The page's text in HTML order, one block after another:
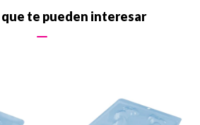
te pueden interesar